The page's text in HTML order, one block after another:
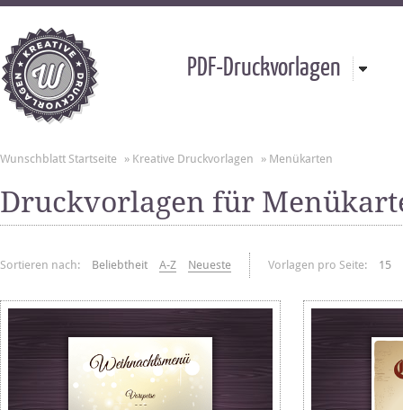
PDF-Druckvorlagen
Wunschblatt Startseite » Kreative Druckvorlagen » Menükarten
Druckvorlagen für
Sortieren nach: Beliebtheit A-Z Neueste Vorlagen pro Seite: 15